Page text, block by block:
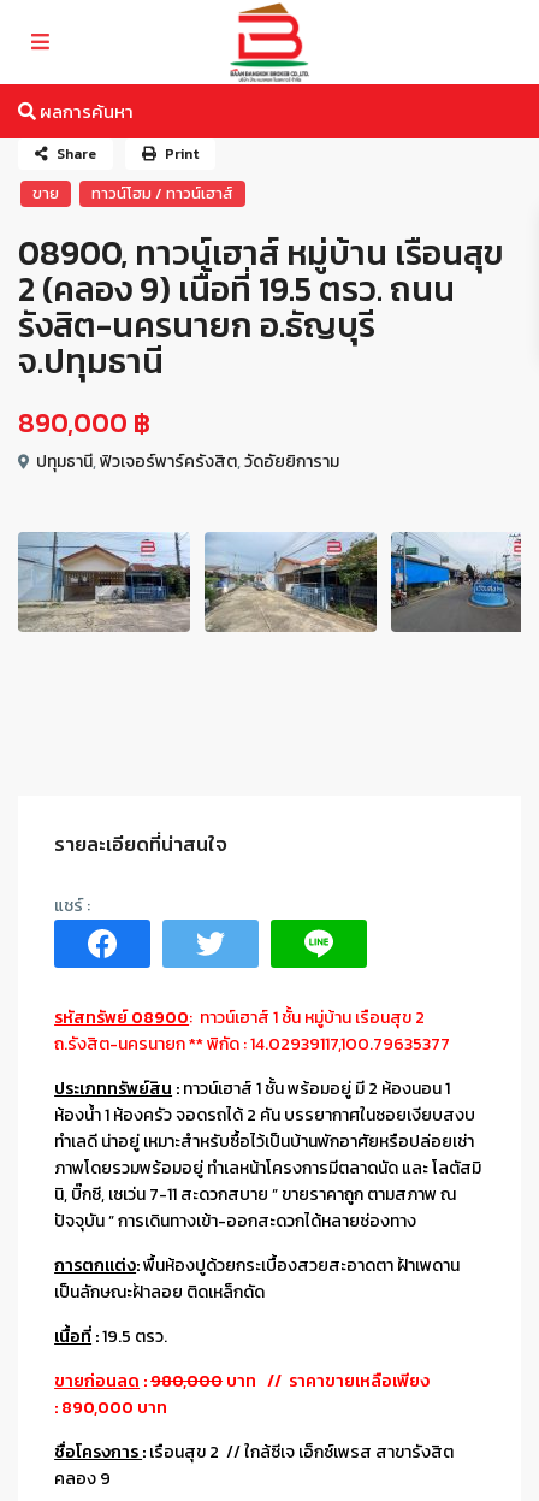
ผลการค้นหา
ขาย ทาวน์โฮม / ทาวน์เฮาส์
08900, ทาวน์เฮาส์ หมู่บ้าน เรือนสุข
2 (คลอง 9) เนื้อที่ 19.5 ตรว. ถนน
รังสิต-นครนายก อ.ธัญบุรี
จ.ปทุมธานี
890,000 ฿
ปทุมธานี,ฟิวเจอร์พาร์ครังสิต,วัดอัยยิการาม
Share Print
รายละเอียดที่น่าสนใจ
รหัสทรัพย์ 08900: ทาวน์เฮาส์ 1 ชั้น หมู่บ้าน เรือนสุข 2
ถ.รังสิต-นครนายก ** พิกัด : 14.02939117,100.79635377
ประเภททรัพย์สิน :ทาวน์เฮาส์ 1 ชั้น พร้อมอยู่ มี 2 ห้องนอน 1
ห้องน้ำ 1 ห้องครัว จอดรถได้ 2 คัน บรรยากาศในซอยเงียบสงบ
ทำเลดี น่าอยู่ เหมาะสำหรับซื้อไว้เป็นบ้านพักอาศัยหรือปล่อยเช่า
ภาพโดยรวมพร้อมอยู่ ทำเลหน้าโครงการมีตลาดนัด และ โลตัสมิ
นิ, บิ๊กซี, เซเว่น 7-11 สะดวกสบาย ” ขายราคาถูก ตามสภาพ ณ
ปัจจุบัน ” การเดินทางเข้า-ออกสะดวกได้หลายช่องทาง
การตกแต่ง:พื้นห้องปูด้วยกระเบื้องสวยสะอาดตา ฝ้าเพดาน
เป็นลักษณะฝ้าลอย ติดเหล็กดัด
เนื้อที่:19.5 ตรว.
ขายก่อนลด :980,000บาท // ราคาขายเหลือเพียง
: 890,000 บาท
ชื่อโครงการ:เรือนสุข 2 // ใกล้ซีเจ เอ็กซ์เพรส สาขารังสิต
คลอง 9